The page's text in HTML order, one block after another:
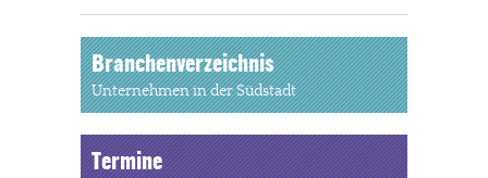
Branchenverzeichnis
Unternehmen in der Südstadt
Termine